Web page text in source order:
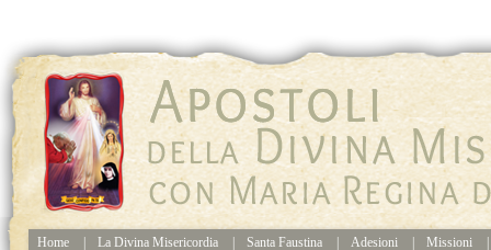
Home La Divina Misericordia Santa Faustina Adesioni Missioni